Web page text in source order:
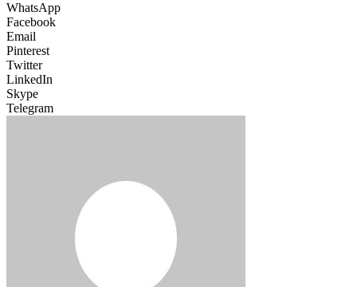
WhatsApp
Facebook
Email
Pinterest
Twitter
LinkedIn
Skype
Telegram